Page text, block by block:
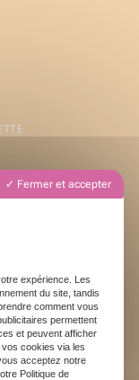
Fermer et accepter
expérience. Les
du site, tandis
comment vous
permettent
et peuvent afficher
cookies via les
acceptez notre
Politique de